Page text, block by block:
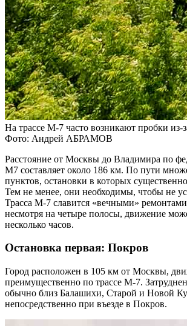
На трассе М-7 часто возникают пробки из-
Фото: Андрей АБРАМОВ
Расстояние от Москвы до Владимира по
М7 составляет около 186 км. По пути
пунктов, остановки в которых
Тем не менее, они необходимы, чтобы не
Трасса М-7 славится «вечными»
несмотря на четыре полосы, движение
несколько часов.
Остановка первая: Покров
Город расположен в 105 км от Москвы,
преимущественно по трассе М-7.
обычно близ Балашихи, Старой и Новой
непосредственно при въезде в Покров.